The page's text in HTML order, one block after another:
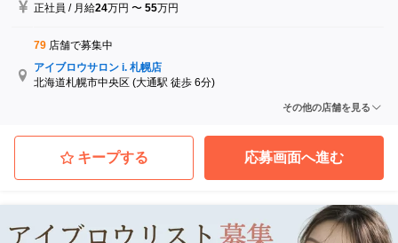
正社員 / 月給24万円 〜55万円
79 店舗で募集中
アイブロウサロン i. 札幌店
北海道札幌市中央区 (大通駅 徒歩 6分)
アイブロウサロン i. 旭川店
北海道旭川市
(永山駅 徒歩 9分)
アイブロウサロン i. 盛岡店
岩手県盛岡市 (盛岡駅)
アイブロウサロン i. 山形店
その他の店舗を見る
キープする 応募画面へ進む